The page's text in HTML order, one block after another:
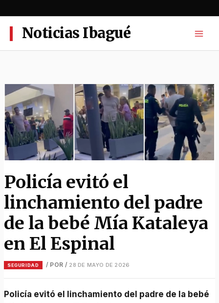
al
contenidoNoticias Ibagué
Policía evitó el
linchamiento del padre
de la bebé Mía Kataleya
en El Espinal
SEGURIDAD / POR / 28 DE MAYO DE 2026
Policía evitó el linchamiento del padre de la bebé